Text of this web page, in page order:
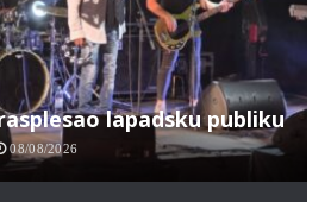
lapadsku publiku
08/08/2026